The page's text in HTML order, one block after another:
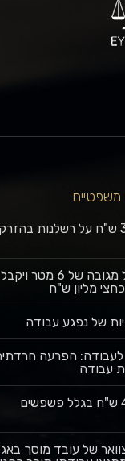
משפטיים
350,000 ש"ח על רשלנות
עובד נפל מגובה של 6 מטר ויקבל
מליון ש"ח
של נפגע עבודה
לעבודה: הפרעה
עבודה
418,000 ש"ח בגלל פשפשים
של עובד מוסך